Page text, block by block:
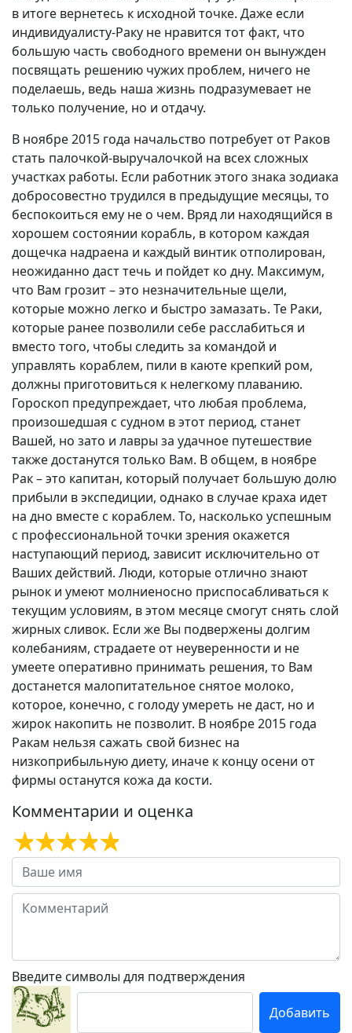
в итоге вернетесь к исходной точке. Даже если
индивидуалисту-Раку не нравится тот факт, что
большую часть свободного времени он вынужден
посвящать решению чужих проблем, ничего не
поделаешь, ведь наша жизнь подразумевает не
только получение, но и отдачу.
В ноябре 2015 года начальство потребует от Раков
стать палочкой-выручалочкой на всех сложных
участках работы. Если работник этого знака зодиака
добросовестно трудился в предыдущие месяцы, то
беспокоиться ему не о чем. Вряд ли находящийся в
хорошем состоянии корабль, в котором каждая
дощечка надраена и каждый винтик отполирован,
неожиданно даст течь и пойдет ко дну. Максимум,
что Вам грозит – это незначительные щели,
которые можно легко и быстро замазать. Те Раки,
которые ранее позволили себе расслабиться и
вместо того, чтобы следить за командой и
управлять кораблем, пили в каюте крепкий ром,
должны приготовиться к нелегкому плаванию.
Гороскоп предупреждает, что любая проблема,
произошедшая с судном в этот период, станет
Вашей, но зато и лавры за удачное путешествие
также достанутся только Вам. В общем, в ноябре
Рак – это капитан, который получает большую долю
прибыли в экспедиции, однако в случае краха идет
на дно вместе с кораблем. То, насколько успешным
с профессиональной точки зрения окажется
наступающий период, зависит исключительно от
Ваших действий. Люди, которые отлично знают
рынок и умеют молниеносно приспосабливаться к
текущим условиям, в этом месяце смогут снять слой
жирных сливок. Если же Вы подвержены долгим
колебаниям, страдаете от неуверенности и не
умеете оперативно принимать решения, то Вам
достанется малопитательное снятое молоко,
которое, конечно, с голоду умереть не даст, но и
жирок накопить не позволит. В ноябре 2015 года
Ракам нельзя сажать свой бизнес на
низкоприбыльную диету, иначе к концу осени от
фирмы останутся кожа да кости.
Комментарии и оценка
Введите символы для подтверждения